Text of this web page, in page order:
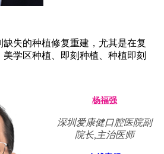
失的种植修复重建，尤其是在复
学区种植、即刻种植、种植即刻
杨福强
深圳爱康健口腔医院副
院长,主治医师